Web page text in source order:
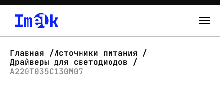
О нас
Главная
Источники питания
Драйверы для светодиодов
А220Т035С130М07